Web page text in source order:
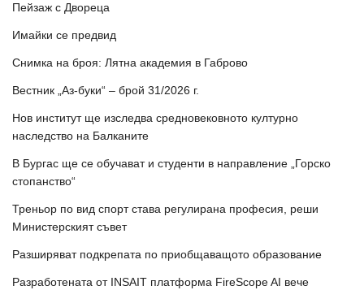
Пейзаж с Двореца
Имайки се предвид
Снимка на броя: Лятна академия в Габрово
Вестник „Аз-буки“ – брой 31/2026 г.
Нов институт ще изследва средновековното културно
наследство на Балканите
В Бургас ще се обучават и студенти в направление „Горско
стопанство“
Треньор по вид спорт става регулирана професия, реши
Министерският съвет
Разширяват подкрепата по приобщаващото образование
Разработената от INSAIT платформа FireScope AI вече